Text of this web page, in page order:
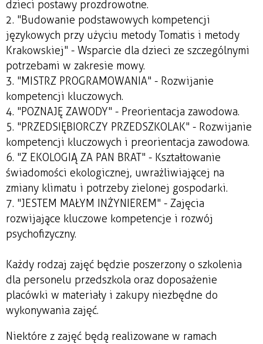
dzieci postawy prozdrowotne.
2. "Budowanie podstawowych kompetencji
językowych przy użyciu metody Tomatis i metody
Krakowskiej" - Wsparcie dla dzieci ze szczególnymi
potrzebami w zakresie mowy.
3. "MISTRZ PROGRAMOWANIA" - Rozwijanie
kompetencji kluczowych.
4. "POZNAJĘ ZAWODY" - Preorientacja zawodowa.
5. "PRZEDSIĘBIORCZY PRZEDSZKOLAK" - Rozwijanie
kompetencji kluczowych i preorientacja zawodowa.
6. "Z EKOLOGIĄ ZA PAN BRAT" - Kształtowanie
świadomości ekologicznej, uwrażliwiającej na
zmiany klimatu i potrzeby zielonej gospodarki.
7. "JESTEM MAŁYM INŻYNIEREM" - Zajęcia
rozwijające kluczowe kompetencje i rozwój
psychofizyczny.
Każdy rodzaj zajęć będzie poszerzony o szkolenia
dla personelu przedszkola oraz doposażenie
placówki w materiały i zakupy niezbędne do
wykonywania zajęć.
Niektóre z zajęć będą realizowane w ramach